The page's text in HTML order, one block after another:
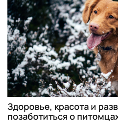
Здоровье, красота и
позаботиться о